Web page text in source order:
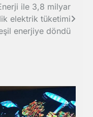
ile 3,8 milyar
elektrik tüketimi
enerjiye döndü